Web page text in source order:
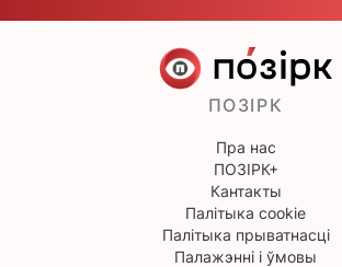
ПОЗІРК
Пра нас
ПОЗІРК+
Кантакты
Палітыка cookie
Палітыка прыватнасці
Палажэнні і ўмовы